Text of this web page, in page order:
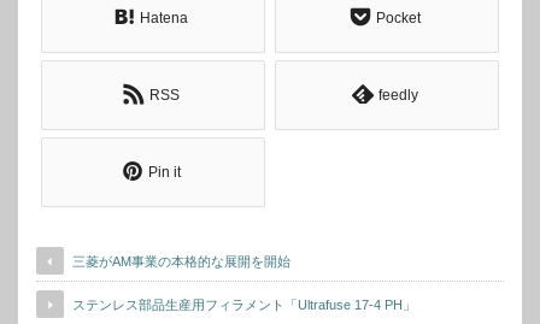
Hatena Pocket
RSS feedly
Pin it
三菱がAM事業の本格的な展開を開始
ステンレス部品生産用フィラメント「Ultrafuse 17-4 PH」